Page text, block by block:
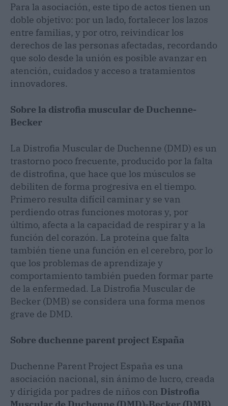
Para la asociación, este tipo de actos tienen un
doble objetivo: por un lado, fortalecer los lazos
entre familias, y por otro, reivindicar los
derechos de las personas afectadas, recordando
que solo desde la unión es posible avanzar en
atención, cuidados y acceso a tratamientos
innovadores.
Sobre la distrofia muscular de Duchenne-
Becker
La Distrofia Muscular de Duchenne (DMD) es un
trastorno poco frecuente, producido por la falta
de distrofina, que hace que los músculos se
debiliten de forma progresiva en el tiempo.
Primero resulta difícil caminar y se van
perdiendo otras funciones motoras y, por
último, afecta a la capacidad de respirar y a la
función del corazón. La proteína que falta
también tiene una función en el cerebro, por lo
que los problemas de aprendizaje y
comportamiento también pueden formar parte
de la enfermedad. La Distrofia Muscular de
Becker (DMB) se considera una forma menos
grave de DMD.
Sobre duchenne parent project España
Duchenne Parent Project España es una
asociación nacional, sin ánimo de lucro, creada
y dirigida por padres de niños con Distrofia